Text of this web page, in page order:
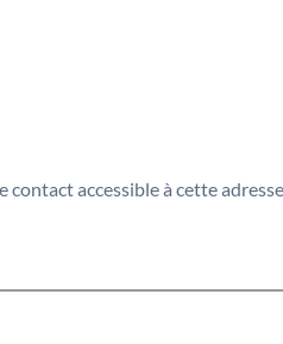
accessible à cette